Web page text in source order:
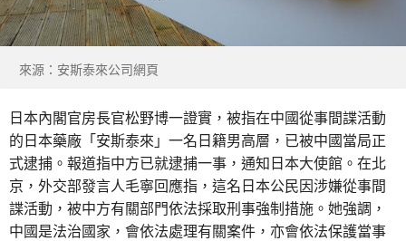
來源：安斯泰來公司網頁
日本內閣官房長官松野博一證實，被指在中國從事間諜活動
的日本藥廠「安斯泰來」一名日籍男高層，已被中國當局正
式逮捕。報道指中方已就逮捕一事，通知日本大使館。在北
京，外交部發言人毛寧回應指，這名日本公民因涉嫌從事間
諜活動，被中方有關部門依法採取刑事強制措施。她強調，
中國是法治國家，會依法處理有關案件，亦會依法保護當事